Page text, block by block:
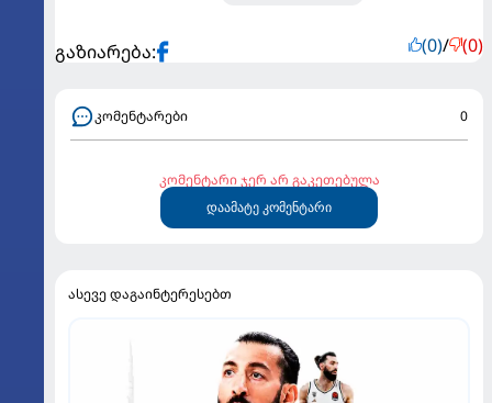
გაზიარება: (0)/ (0)
კომენტარები 0
კომენტარი ჯერ არ გაკეთებულა
დაამატე კომენტარი
ასევე დაგაინტერესებთ